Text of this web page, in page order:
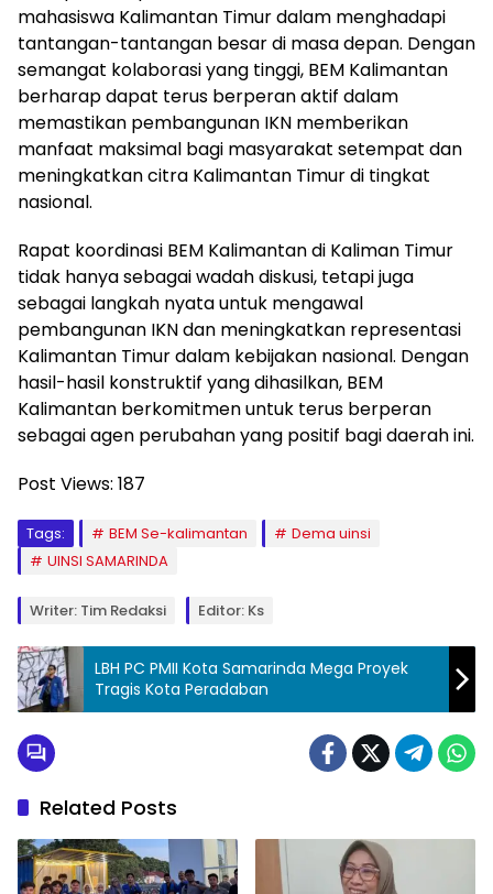
mahasiswa Kalimantan Timur dalam menghadapi
tantangan-tantangan besar di masa depan. Dengan
semangat kolaborasi yang tinggi, BEM Kalimantan
berharap dapat terus berperan aktif dalam
memastikan pembangunan IKN memberikan
manfaat maksimal bagi masyarakat setempat dan
meningkatkan citra Kalimantan Timur di tingkat
nasional.
Rapat koordinasi BEM Kalimantan di Kaliman Timur
tidak hanya sebagai wadah diskusi, tetapi juga
sebagai langkah nyata untuk mengawal
pembangunan IKN dan meningkatkan representasi
Kalimantan Timur dalam kebijakan nasional. Dengan
hasil-hasil konstruktif yang dihasilkan, BEM
Kalimantan berkomitmen untuk terus berperan
sebagai agen perubahan yang positif bagi daerah ini.
Post Views: 187
Tags: BEM Se-kalimantan
Dema uinsi
UINSI SAMARINDA
Writer: Tim Redaksi Editor: Ks
LBH PC PMII Kota Samarinda Mega Proyek
Tragis Kota Peradaban
Related Posts